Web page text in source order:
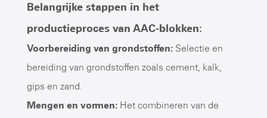
Belangrijke stappen in het
productieproces van AAC-blokken:
Voorbereiding van grondstoffen: Selectie en
bereiding van grondstoffen zoals cement, kalk,
gips en zand.
Mengen en vormen: Het combineren van de